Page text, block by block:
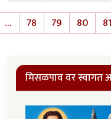
Pagination
page
… 78 79 80 81
मिसळपाव वर स्वागत